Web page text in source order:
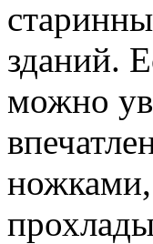
зданий.
можно
ножками,